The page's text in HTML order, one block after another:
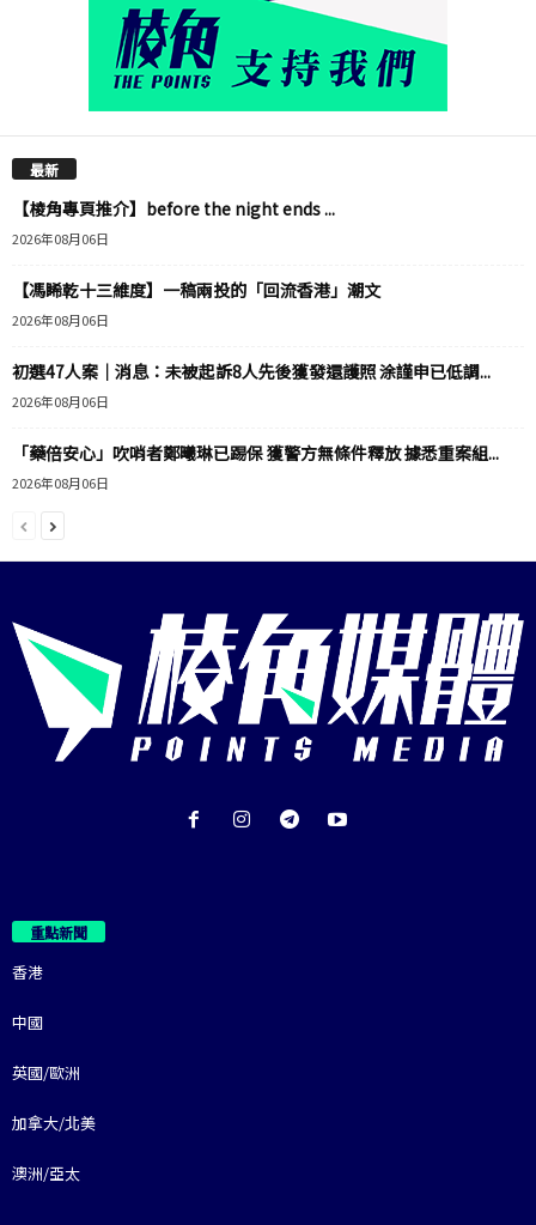
最新
【棱角專頁推介】before the night ends ...
2026年08月06日
【馮睎乾十三維度】一稿兩投的「回流香港」潮文
2026年08月06日
初選47人案｜消息：未被起訴8人先後獲發還護照 涂謹申已低調...
2026年08月06日
「藥倍安心」吹哨者鄭曦琳已踢保 獲警方無條件釋放 據悉重案組...
2026年08月06日
重點新聞
香港
中國
英國/歐洲
加拿大/北美
澳洲/亞太